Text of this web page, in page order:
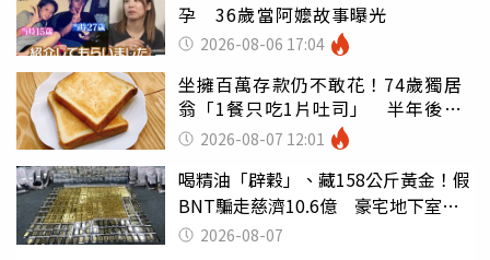
孕 36歲當阿嬤故事曝光
2026-08-06 17:04
坐擁百萬存款仍不敢花！74歲獨居
翁「1餐只吃1片吐司」 半年後暴
瘦嚇壞女兒
2026-08-07 12:01
喝精油「辟穀」、藏158公斤黃金！假
BNT騙走慈濟10.6億 豪宅地下室竟
挖出乾鮑金庫
2026-08-07